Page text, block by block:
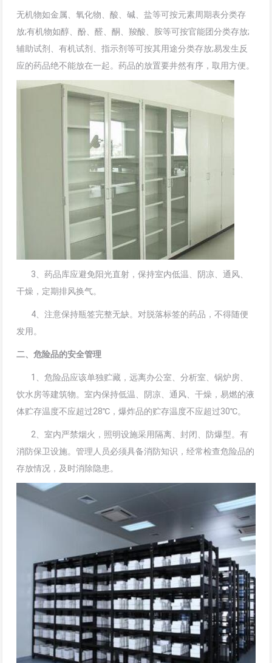
无机物如金属、氧化物、酸、碱、盐等可按元素周期表分类存
放;有机物如醇、酚、醛、酮、羧酸、胺等可按官能团分类存放;
辅助试剂、有机试剂、指示剂等可按其用途分类存放;易发生反
应的药品绝不能放在一起。药品的放置要井然有序，取用方便。
3、药品库应避免阳光直射，保持室内低温、阴凉、通风、
干燥，定期排风换气。
4、注意保持瓶签完整无缺。对脱落标签的药品，不得随便
发用。
二、危险品的安全管理
1、危险品应该单独贮藏，远离办公室、分析室、锅炉房、
饮水房等建筑物。室内保持低温、阴凉、通风、干燥，易燃的液
体贮存温度不应超过28℃，爆炸品的贮存温度不应超过30℃。
2、室内严禁烟火，照明设施采用隔离、封闭、防爆型。有
消防保卫设施。管理人员必须具备消防知识，经常检查危险品的
存放情况，及时消除隐患。